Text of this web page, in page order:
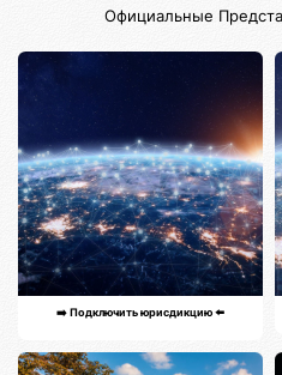
Официальные
➡️ Подключить юрисдикцию ⬅️